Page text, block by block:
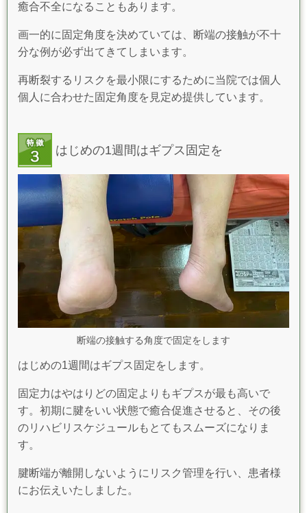
癒合不全になることもあります。
画一的に固定角度を決めていては、断端の接触が不十
分な例が必ず出てきてしまいます。
再断裂するリスクを最小限にするために当院では個人
個人に合わせた固定角度を見定め提供しています。
はじめの1週間はギプス固定を
断端の接触する角度で固定をします
はじめの1週間はギプス固定をします。
固定力はやはりどの固定よりもギプスが最も高いで
す。初期に腱をいい状態で癒合促進させると、その後
のリハビリスケジュールもとてもスムーズになりま
す。
腱断端が離開しないようにリスク管理を行い、患者様
にお伝えいたしました。